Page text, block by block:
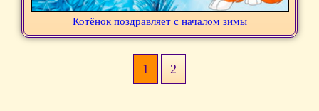
Котёнок поздравляет с началом зимы
1 2